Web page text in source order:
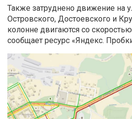
Также затруднено движение на
Островского, Достоевского и
колонне двигаются со
сообщает ресурс «Яндекс.